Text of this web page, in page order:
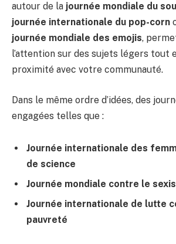
autour de la journée mondiale du
journée internationale du pop-corn
journée mondiale des emojis,
l’attention sur des sujets légers tout
proximité avec votre communauté.
Dans le même ordre d’idées, des
engagées telles que :
Journée internationale des
de science
Journée mondiale contre le
Journée internationale de lutte
pauvreté